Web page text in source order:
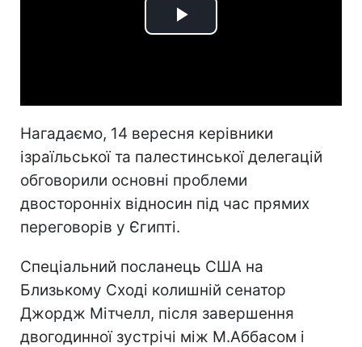
Play
Нагадаємо, 14 вересня керівники
ізраїльської та палестинської делегацій
обговорили основні проблеми
двосторонніх відносин під час прямих
переговорів у Єгипті.
Спеціальний посланець США на
Близькому Сході колишній сенатор
Джордж Мітчелл, після завершення
двогодинної зустрічі між М.Аббасом і